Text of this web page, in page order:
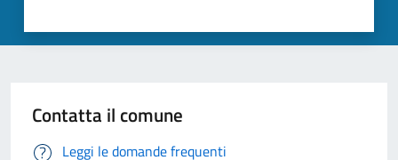
Contatta il comune
Leggi le domande frequenti